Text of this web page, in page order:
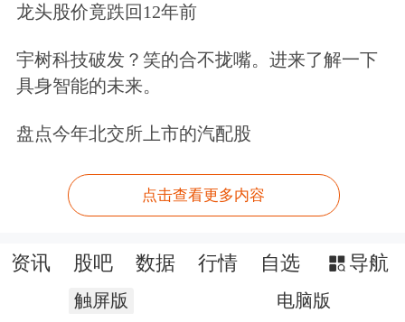
成长风格机会如何
而成长股风格下半年还有机会吗？
华金证券表示，下半年A股可能处于盈
趋势。一是宏观环境方面，抢出口效应
可能持续3个月左右，财政发力后下半
龙头股价竟跌回12年前
宇树科技破发？笑的合不拢嘴。进来了解一下
具身智能的未来。
盘点今年北交所上市的汽配股
点击查看更多内容
资讯 股吧 数据 行情 自选 导航
触屏版 电脑版